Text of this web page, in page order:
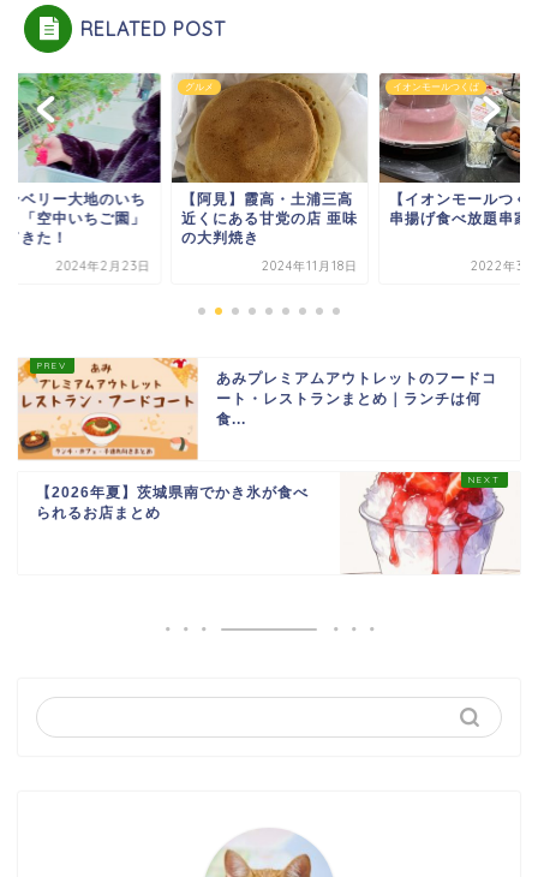
RELATED POST
ち
グルメ
【阿見】霞高・土浦三高
近くにある甘党の店 亜味
2024年11月18日
イオンモールつくば
【イオンモールつくば】
串揚げ食べ放題串家物語
2022年3月23日
グルメ
【龍ケ
理店「
あみプレミアムアウトレットのフードコ
ート・レストランまとめ｜ランチは何
食...
【2026年夏】茨城県南でかき氷が食べ
られるお店まとめ